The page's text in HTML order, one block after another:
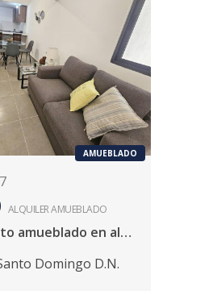
AMUEBLADO
ALQUILERAMUEBLADO
Apartamento amueblado en alquiler Residencial Murales en Gazcue
Domingo D.N.